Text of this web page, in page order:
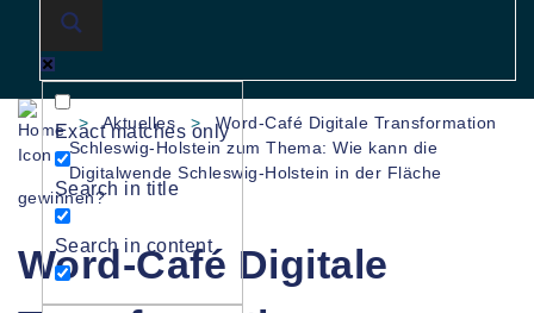
Exact matches only
Search in title
Search in content
> Aktuelles >
Word-Café Digitale Transformation
Schleswig-Holstein zum Thema: Wie kann die
Digitalwende Schleswig-Holstein in der Fläche
gewinnen?
Word-Café Digitale